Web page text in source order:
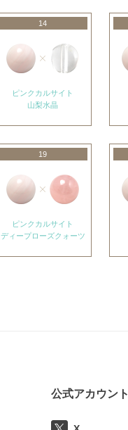
14
ピンクカルサイト
山梨水晶
19
ピンクカルサイト
ディープローズクォーツ
公式アカウント